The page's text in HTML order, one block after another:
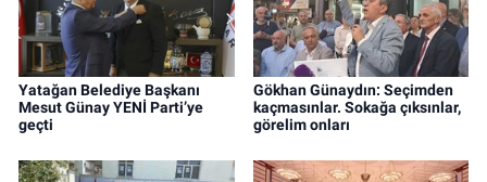
Yatağan Belediye Başkanı
Mesut Günay YENİ Parti’ye
geçti
Gökhan Günaydın: Seçimden
kaçmasınlar. Sokağa çıksınlar,
görelim onları